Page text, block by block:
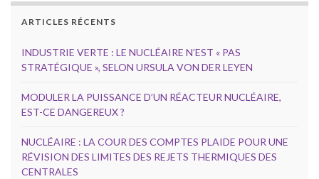
ARTICLES RÉCENTS
INDUSTRIE VERTE : LE NUCLÉAIRE N’EST « PAS
STRATÉGIQUE », SELON URSULA VON DER LEYEN
MODULER LA PUISSANCE D’UN RÉACTEUR NUCLÉAIRE,
EST-CE DANGEREUX ?
NUCLÉAIRE : LA COUR DES COMPTES PLAIDE POUR UNE
RÉVISION DES LIMITES DES REJETS THERMIQUES DES
CENTRALES